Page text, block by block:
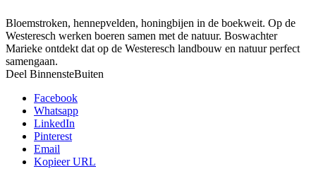
Bloemstroken, hennepvelden, honingbijen in de boekweit. Op de
Westeresch werken boeren samen met de natuur. Boswachter
Marieke ontdekt dat op de Westeresch landbouw en natuur perfect
samengaan.
Deel BinnensteBuiten
Facebook
Whatsapp
LinkedIn
Pinterest
Email
Kopieer URL